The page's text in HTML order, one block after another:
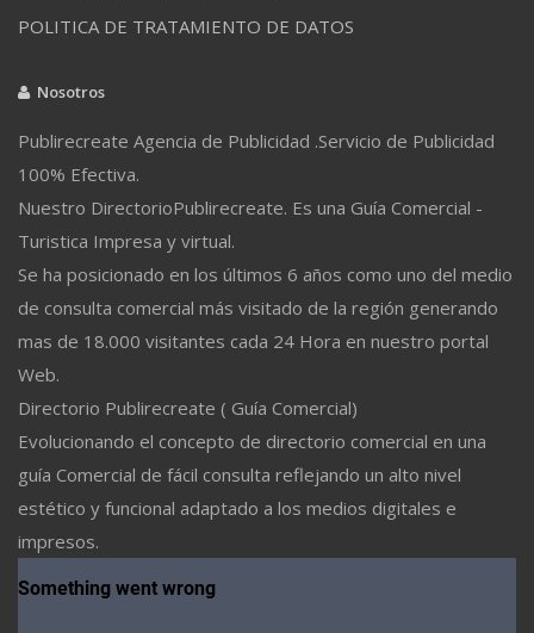
POLITICA DE TRATAMIENTO DE DATOS
Nosotros
Publirecreate Agencia de Publicidad .Servicio de Publicidad
100% Efectiva.
Nuestro DirectorioPublirecreate. Es una Guía Comercial -
Turistica Impresa y virtual.
Se ha posicionado en los últimos 6 años como uno del medio
de consulta comercial más visitado de la región generando
mas de 18.000 visitantes cada 24 Hora en nuestro portal
Web.
Directorio Publirecreate ( Guía Comercial)
Evolucionando el concepto de directorio comercial en una
guía Comercial de fácil consulta reflejando un alto nivel
estético y funcional adaptado a los medios digitales e
impresos.